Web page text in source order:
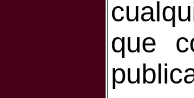
que